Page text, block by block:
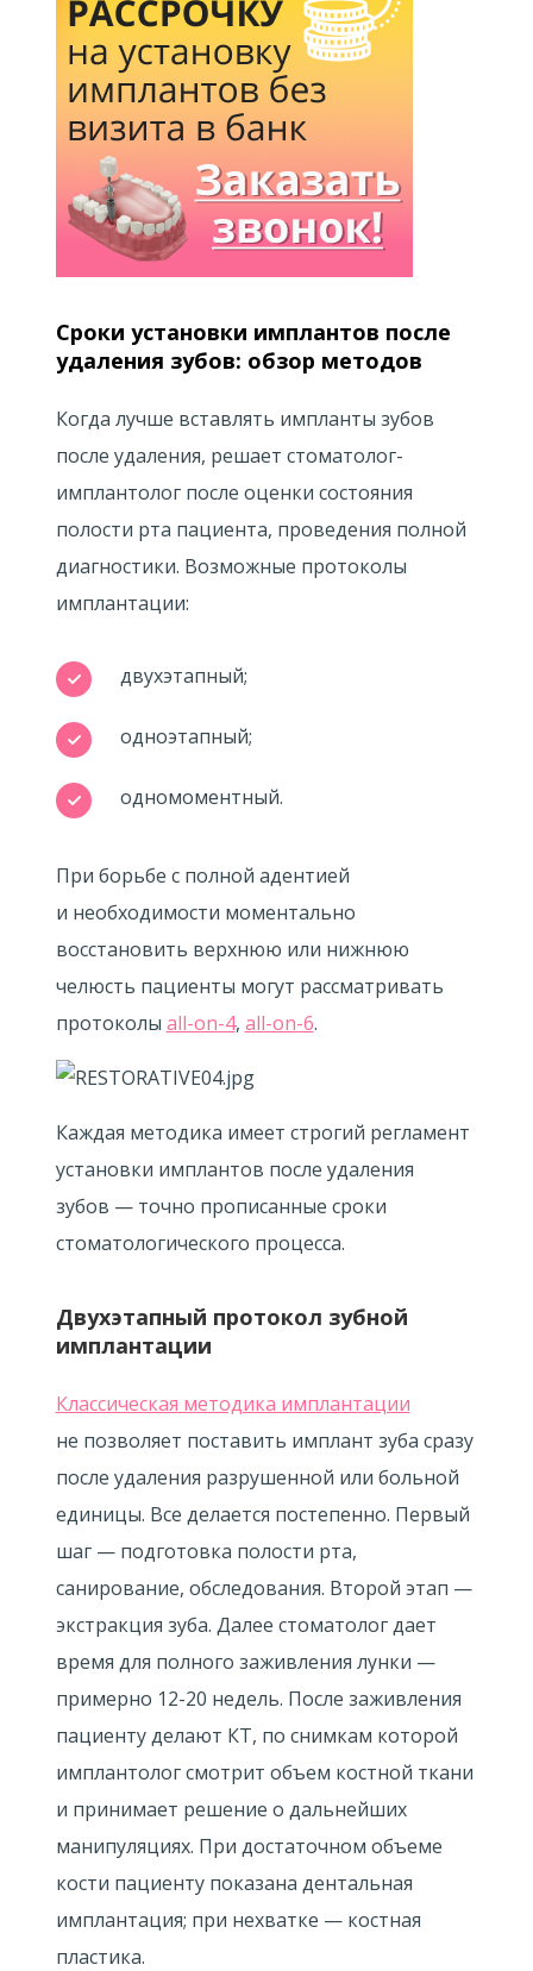
Сроки установки имплантов после
удаления зубов: обзор методов
Когда лучше вставлять импланты зубов
после удаления, решает стоматолог-
имплантолог после оценки состояния
полости рта пациента, проведения полной
диагностики. Возможные протоколы
имплантации:
двухэтапный;
одноэтапный;
одномоментный.
При борьбе с полной адентией
и необходимости моментально
восстановить верхнюю или нижнюю
челюсть пациенты могут рассматривать
протоколы all-on-4, all-on-6.
Каждая методика имеет строгий регламент
установки имплантов после удаления
зубов — точно прописанные сроки
стоматологического процесса.
Двухэтапный протокол зубной
имплантации
Классическая методика имплантации
не позволяет поставить имплант зуба сразу
после удаления разрушенной или больной
единицы. Все делается постепенно. Первый
шаг — подготовка полости рта,
санирование, обследования. Второй этап —
экстракция зуба. Далее стоматолог дает
время для полного заживления лунки —
примерно 12-20 недель. После заживления
пациенту делают КТ, по снимкам которой
имплантолог смотрит объем костной ткани
и принимает решение о дальнейших
манипуляциях. При достаточном объеме
кости пациенту показана дентальная
имплантация; при нехватке — костная
пластика.